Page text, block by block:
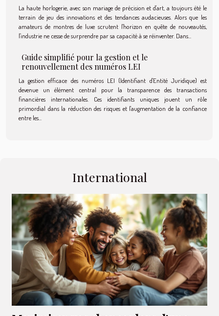
La haute horlogerie, avec son mariage de précision et d'art, a toujours été le
terrain de jeu des innovations et des tendances audacieuses. Alors que les
amateurs de montres de luxe scrutent l'horizon en quête de nouveautés,
l'industrie ne cesse de surprendre par sa capacité à se réinventer. Dans...
Guide simplifié pour la gestion et le
renouvellement des numéros LEI
La gestion efficace des numéros LEI (Identifiant d'Entité Juridique) est
devenue un élément central pour la transparence des transactions
financières internationales. Ces identifiants uniques jouent un rôle
primordial dans la réduction des risques et l'augmentation de la confiance
entre les...
International